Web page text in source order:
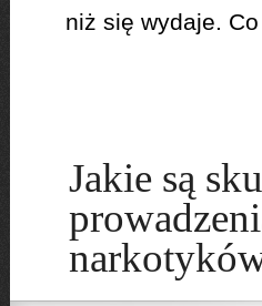
niż się wydaje.
Jakie są